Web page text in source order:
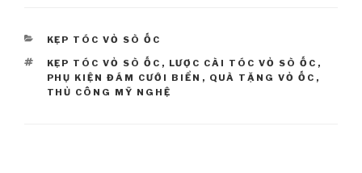
CATEGORIES
KẸP TÓC VỎ SÒ ỐC
TAGS
KẸP TÓC VỎ SÒ ỐC , LƯỢC CÀI TÓC VỎ SÒ ỐC ,
PHỤ KIỆN ĐÁM CƯỚI BIỂN , QUÀ TẶNG VỎ ỐC ,
THỦ CÔNG MỸ NGHỆ